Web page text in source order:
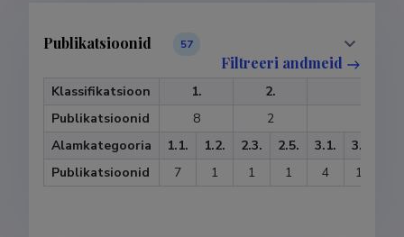
Publikatsioonid 57
Filtreeri andmeid
Klassifikatsioon 1. 2.
Publikatsioonid
8 2
Alamkategooria
1.1. 1.2. 2.3. 2.5. 3.1. 3.2.
Publikatsioonid
7 1 1 1 4 18